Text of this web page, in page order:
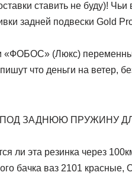
ставить не буду)! Чьи
задней подвески Gold
«ФОБОС» (Люкс)
что деньги на ветер,
ПОД ЗАДНЮЮ ПРУЖИНУ
ли эта резинка через
бачка ваз 2101 красные,